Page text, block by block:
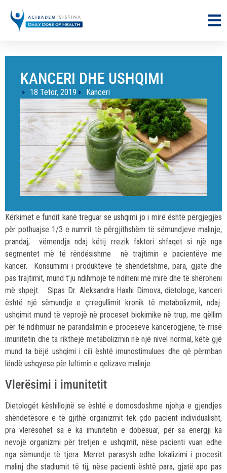
KANCERI DHE USHQIMI
18 Tetor, 2019 Kanceri
Kërkimet e fundit kanë treguar se ushqimi jo i mirë është përgjegjës
për pothuajse 1/3 e numrit të përgjithshëm të sëmundjeve malinje,
prandaj, vëmendja ndaj këtij rrezik faktori shfaqet si një nga
segmentet më të rëndësishme në trajtimin e pacientëve me
kancer. Konsumimi i produkteve të shëndetshme, para, gjatë dhe
pas trajtimit, mund t’ju ndihmojë të ndiheni më mirë dhe të shëroheni
më shpejt. Sipas Dr. Aleksandra Haxhi Dimova, dietologe, kanceri
është një sëmundje e çrregullimit kronik të metabolizmit, ndaj
ushqimit mund të veprojë në proceset biokimike në trup, me qëllim
për të ndihmuar në parandalimin e proceseve kancerogjene, të rrisë
imunitetin dhe ta rikthejë metabolizmin në një nivel normal, këtë gjë
mund ta bëjë ushqimi i cili është imunostimulues dhe që përmban
lëndë ushqyese për luftimin e qelizave malinje.
Vlerësimi i imunitetit
Dietologët këshillojnë se është e domosdoshme njohja e gjendjes
shëndetësore e të gjithë organizmit tek çdo pacient individualisht,
pra vlerësohet sa e ka imunitetin e dobësuar, për sa energji ka
nevojë organizmi për tretjen e ushqimit, nëse pacienti vuan edhe
nga sëmundje të tjera. Merret parasysh edhe lokalizimi i procesit
malinj dhe stadiumit të tij, nëse pacienti është para, gjatë apo pas